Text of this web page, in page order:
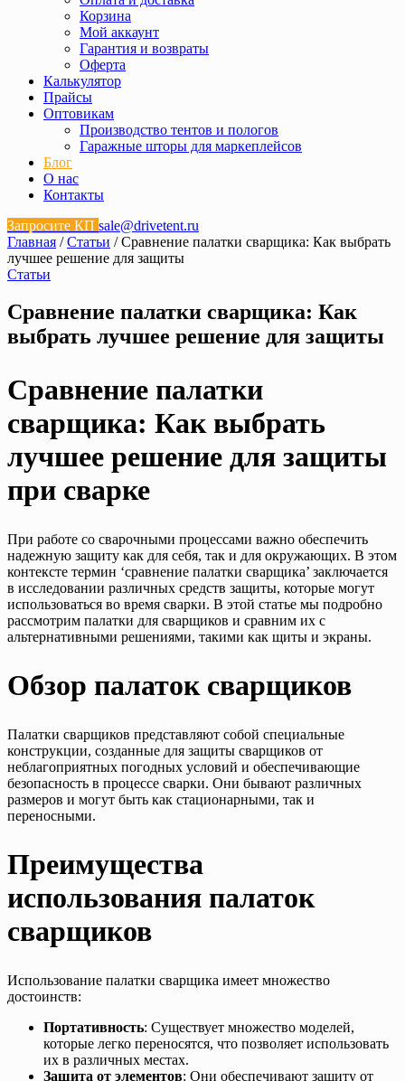
Корзина
Мой аккаунт
Гарантия и возвраты
Оферта
Калькулятор
Прайсы
Оптовикам
Производство тентов и пологов
Гаражные шторы для маркеплейсов
Блог
О нас
Контакты
Запросите КП sale@drivetent.ru
Главная /Статьи / Сравнение палатки сварщика: Как выбрать
лучшее решение для защиты
Статьи
Сравнение палатки сварщика: Как
выбрать лучшее решение для защиты
Сравнение палатки
сварщика: Как выбрать
лучшее решение для защиты
при сварке
При работе со сварочными процессами важно обеспечить
надежную защиту как для себя, так и для окружающих. В этом
контексте термин ‘сравнение палатки сварщика’ заключается
в исследовании различных средств защиты, которые могут
использоваться во время сварки. В этой статье мы подробно
рассмотрим палатки для сварщиков и сравним их с
альтернативными решениями, такими как щиты и экраны.
Обзор палаток сварщиков
Палатки сварщиков представляют собой специальные
конструкции, созданные для защиты сварщиков от
неблагоприятных погодных условий и обеспечивающие
безопасность в процессе сварки. Они бывают различных
размеров и могут быть как стационарными, так и
переносными.
Преимущества
использования палаток
сварщиков
Использование палатки сварщика имеет множество
достоинств:
Портативность: Существует множество моделей,
которые легко переносятся, что позволяет использовать
их в различных местах.
Защита от элементов: Они обеспечивают защиту от